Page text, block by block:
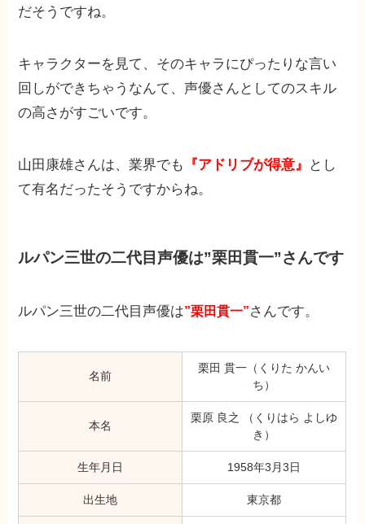
だそうですね。
キャラクターを見て、そのキャラにぴったりな言い
回しができちゃうなんて、声優さんとしてのスキル
の高さがすごいです。
山田康雄さんは、業界でも 『アドリブが得意』
とし
て有名だったそうですからね。
ルパン三世の二代目声優は”栗田貫一”さんです
ルパン三世の二代目声優は”栗田貫一”さんです。
名前
栗田 貫一（くりた かんい
ち）
本名
栗原 良之 （くりはら よしゆ
き）
生年月日 1958年3月3日
出生地 東京都